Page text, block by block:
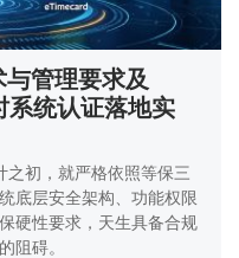
与管理要求及
统认证落地实
初，就严格依照等保三
底层安全架构、功能权限
硬性要求，天生具备合规
阻碍。